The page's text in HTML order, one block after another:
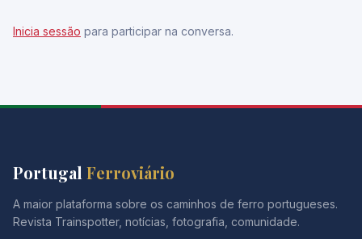
Inicia sessão para participar na conversa.
Portugal Ferroviário
A maior plataforma sobre os caminhos de ferro portugueses.
Revista Trainspotter, notícias, fotografia, comunidade.